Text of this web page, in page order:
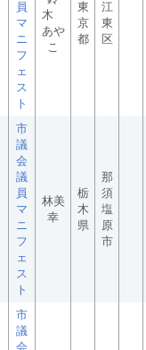
員
マ
ニ
フ
ェ
ス
ト
木
あや
こ
東
京
都
江
東
区
市
議
会
議
員
マ
ニ
フ
ェ
ス
ト
林美
幸
栃
木
県
那
須
塩
原
市
市
議
会